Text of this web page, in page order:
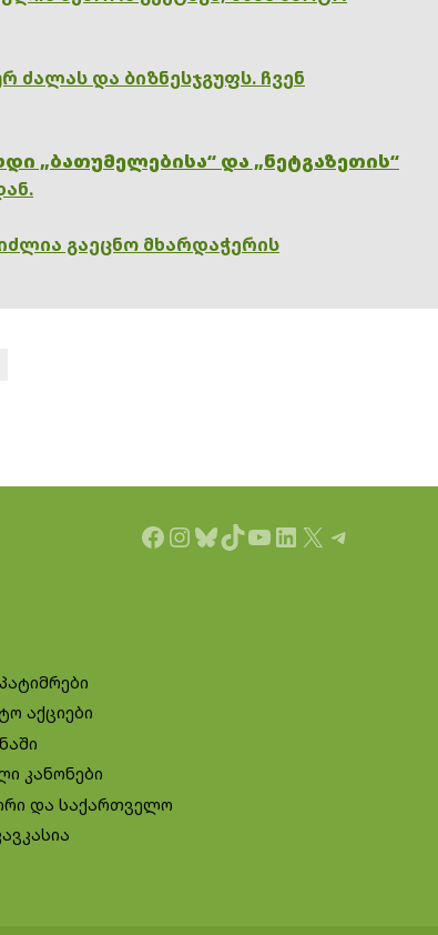
ძალას და ბიზნესჯგუფს. ჩვენ
„ბათუმელებისა“ და „ნეტგაზეთის“
გაეცნო მხარდაჭერის
Facebook
Instagram
Bluesky
TikTok
YouTube
LinkedIn
X Telegram
აქციები
კანონები
და საქართველო